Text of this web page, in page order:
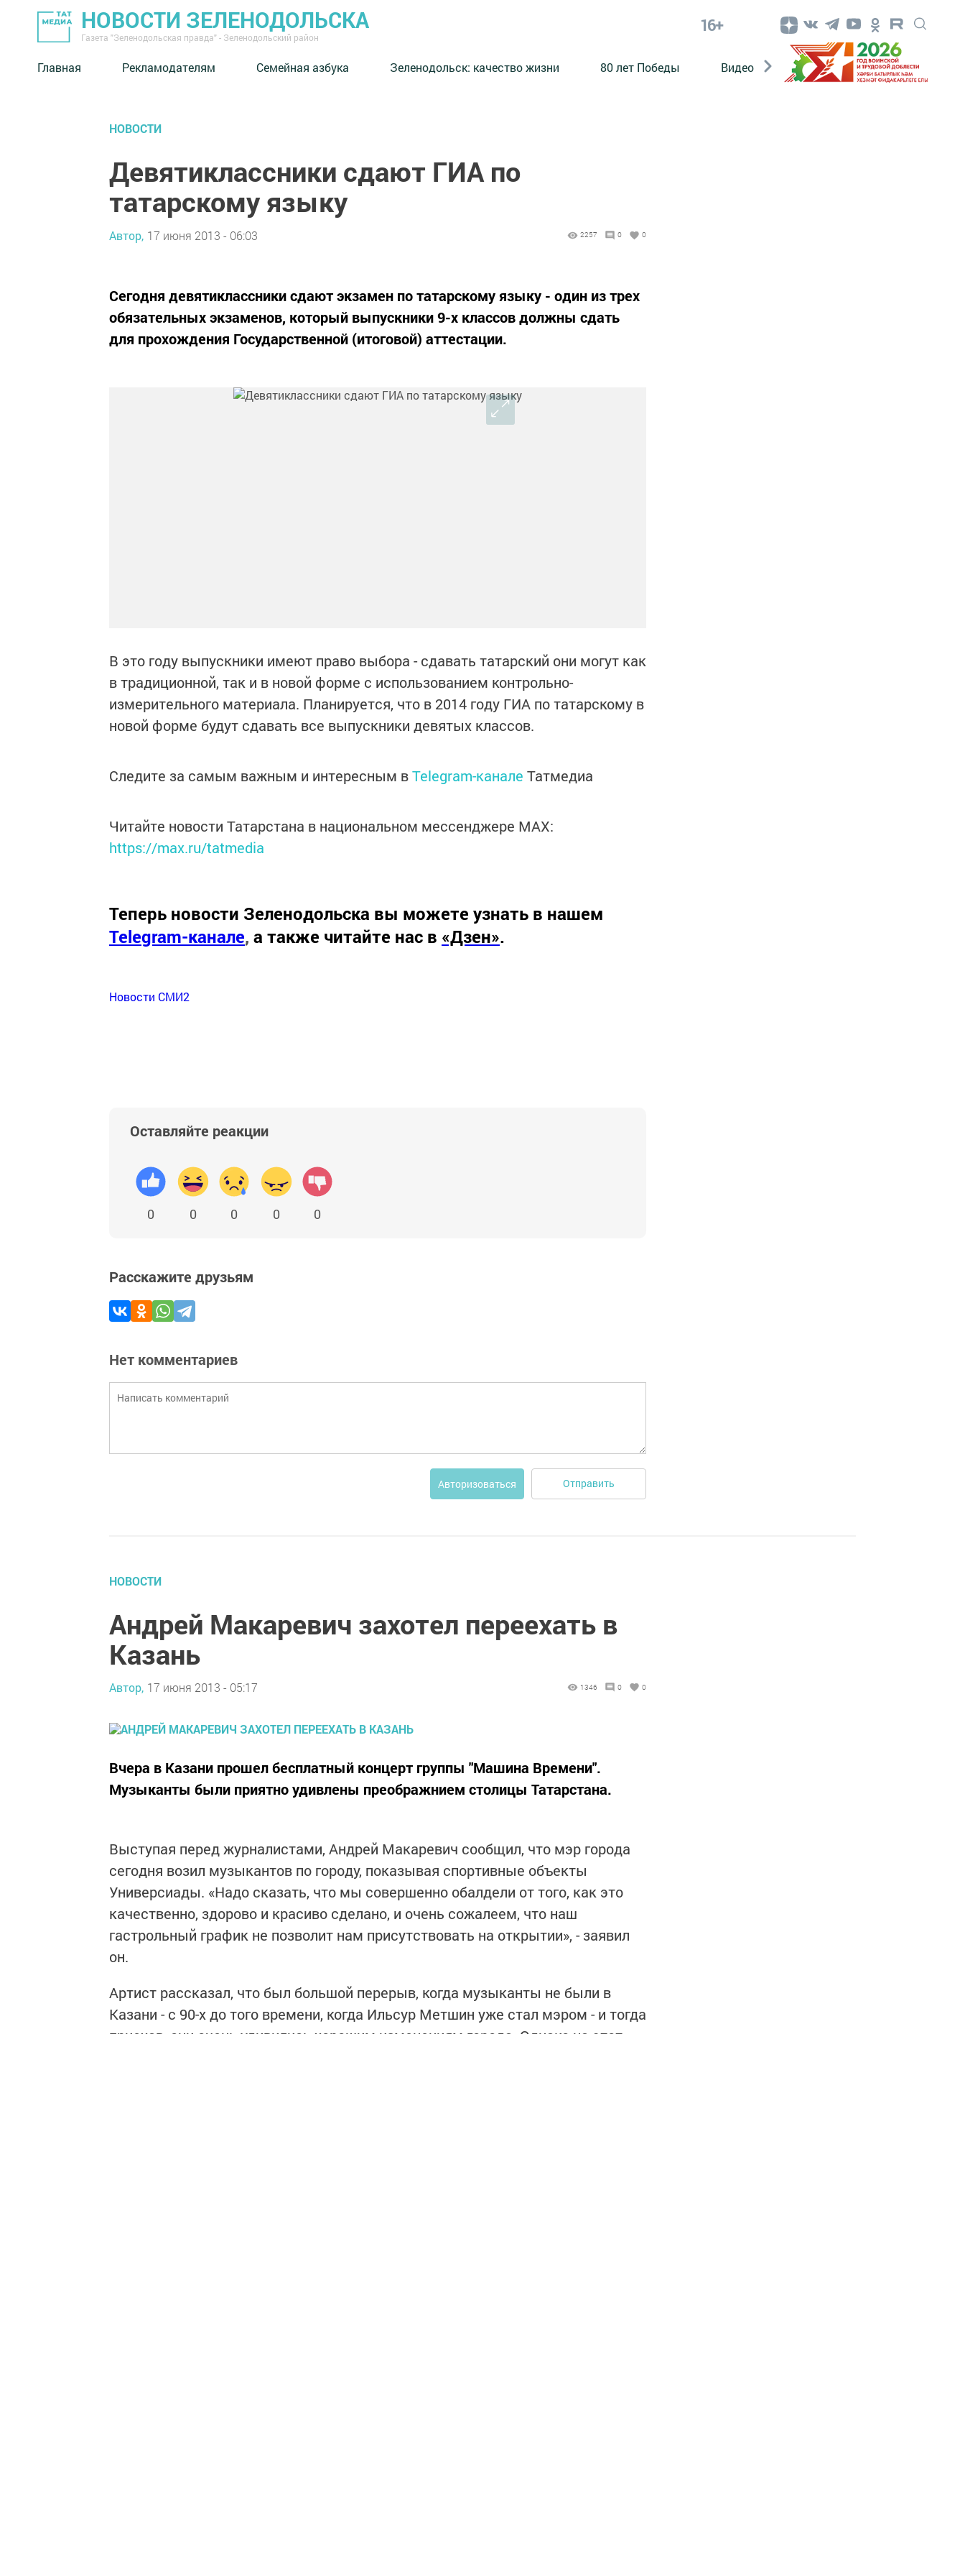
НОВОСТИ ЗЕЛЕНОДОЛЬСКА
Газета "Зеленодольская правда" - Зеленодольский район
16+
Главная Рекламодателям Семейная азбука ⁠Зеленодольск: качество жизни 80 лет Победы Видео Конкурсы ЭтноДети
НОВОСТИ
Девятиклассники сдают ГИА по
татарскому языку
Автор, 17 июня 2013 - 06:03 2257 0 0
Сегодня девятиклассники сдают экзамен по татарскому языку - один из трех
обязательных экзаменов, который выпускники 9-х классов должны сдать
для прохождения Государственной (итоговой) аттестации.
В это году выпускники имеют право выбора - сдавать татарский они могут как
в традиционной, так и в новой форме с использованием контрольно-
измерительного материала. Планируется, что в 2014 году ГИА по татарскому в
новой форме будут сдавать все выпускники девятых классов.
Следите за самым важным и интересным вTelegram-канале Татмедиа
Читайте новости Татарстана в национальном мессенджере MАХ:
https://max.ru/tatmedia
Теперь новости Зеленодольска вы можете узнать в нашем
Telegram-канале, а также читайте нас в «Дзен».
Новости СМИ2
Оставляйте реакции
0 0 0 0 0
Расскажите друзьям
Нет комментариев
Авторизоваться Отправить
НОВОСТИ
Андрей Макаревич захотел переехать в
Казань
Автор, 17 июня 2013 - 05:17 1346 0 0
Вчера в Казани прошел бесплатный концерт группы "Машина Времени".
Музыканты были приятно удивлены преображнием столицы Татарстана.
Выступая перед журналистами, Андрей Макаревич сообщил, что мэр города
сегодня возил музыкантов по городу, показывая спортивные объекты
Универсиады. «Надо сказать, что мы совершенно обалдели от того, как это
качественно, здорово и красиво сделано, и очень сожалеем, что наш
гастрольный график не позволит нам присутствовать на открытии», - заявил
он.
Артист рассказал, что был большой перерыв, когда музыканты не были в
Казани - с 90-х до того времени, когда Ильсур Метшин уже стал мэром - и тогда
приехав, они очень удивились хорошим изменениям города. Однако на этот